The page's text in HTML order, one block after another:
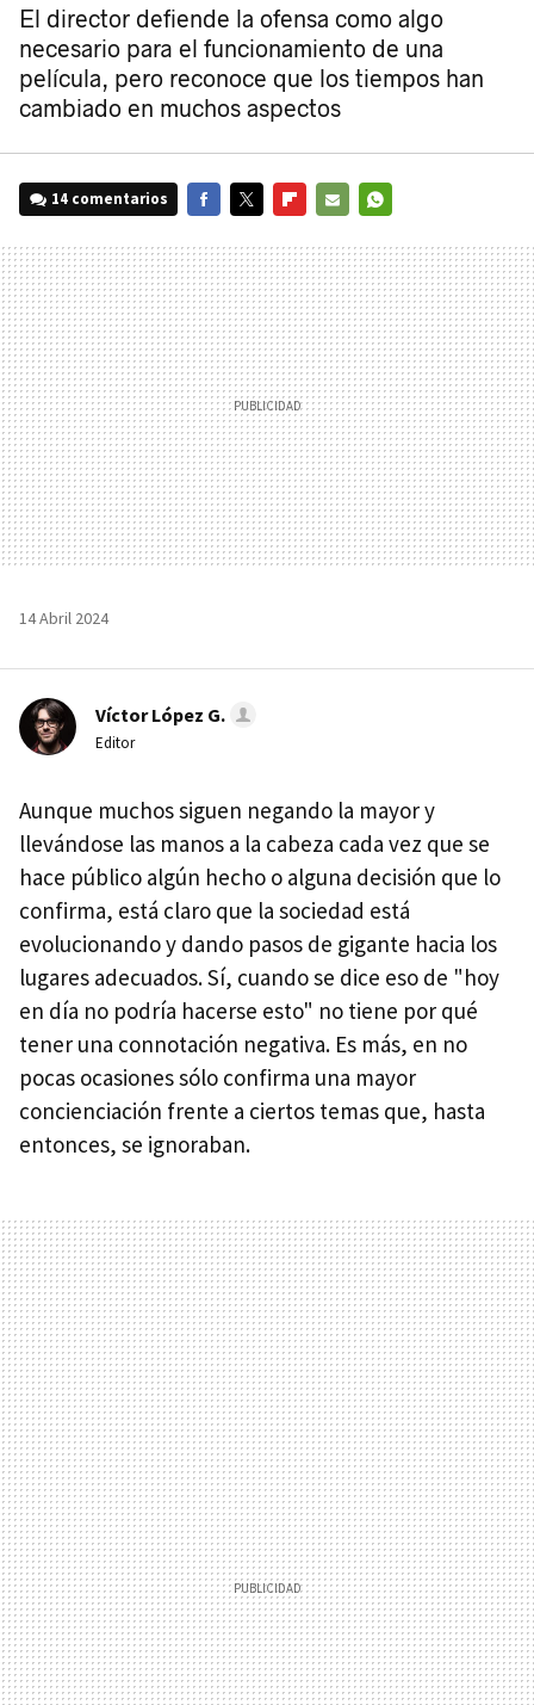
El director defiende la ofensa como algo
necesario para el funcionamiento de una
película, pero reconoce que los tiempos han
cambiado en muchos aspectos
14 comentarios
MAIL
14 Abril 2024
Víctor López G.
Editor
Aunque muchos siguen negando la mayor y
llevándose las manos a la cabeza cada vez que se
hace público algún hecho o alguna decisión que lo
confirma, está claro que la sociedad está
evolucionando y dando pasos de gigante hacia los
lugares adecuados. Sí, cuando se dice eso de "hoy
en día no podría hacerse esto" no tiene por qué
tener una connotación negativa. Es más, en no
pocas ocasiones sólo confirma una mayor
concienciación frente a ciertos temas que, hasta
entonces, se ignoraban.